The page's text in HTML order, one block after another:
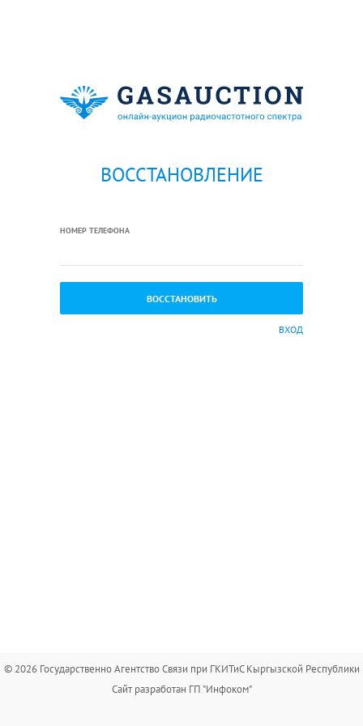
ВОССТАНОВЛЕНИЕ
НОМЕР ТЕЛЕФОНА
ВХОД
© 2026 Государственно Агентство Связи при ГКИТиС Кыргызской Республики
Сайт разработан ГП "Инфоком"